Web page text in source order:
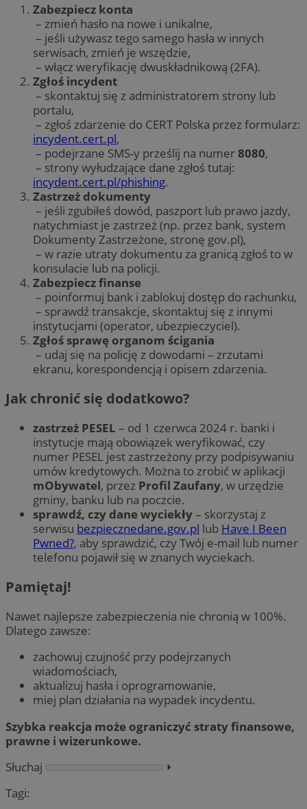
Zabezpiecz konta
– zmień hasło na nowe i unikalne,
– jeśli używasz tego samego hasła w innych
serwisach, zmień je wszędzie,
– włącz weryfikację dwuskładnikową (2FA).
Zgłoś incydent
– skontaktuj się z administratorem strony lub
portalu,
– zgłoś zdarzenie do CERT Polska przez formularz:
incydent.cert.pl,
– podejrzane SMS-y prześlij na numer8080,
– strony wyłudzające dane zgłoś tutaj:
incydent.cert.pl/phishing.
Zastrzeż dokumenty
– jeśli zgubiłeś dowód, paszport lub prawo jazdy,
natychmiast je zastrzeż (np. przez bank, system
Dokumenty Zastrzeżone, stronę gov.pl),
– w razie utraty dokumentu za granicą zgłoś to w
konsulacie lub na policji.
Zabezpiecz finanse
– poinformuj bank i zablokuj dostęp do rachunku,
– sprawdź transakcje, skontaktuj się z innymi
instytucjami (operator, ubezpieczyciel).
Zgłoś sprawę organom ścigania
– udaj się na policję z dowodami – zrzutami
ekranu, korespondencją i opisem zdarzenia.
Jak chronić się dodatkowo?
zastrzeż PESEL – od 1 czerwca 2024 r. banki i
instytucje mają obowiązek weryfikować, czy
numer PESEL jest zastrzeżony przy podpisywaniu
umów kredytowych. Można to zrobić w aplikacji
mObywatel, przez Profil Zaufany, w urzędzie
gminy, banku lub na poczcie.
sprawdź, czy dane wyciekły– skorzystaj z
serwisu bezpiecznedane.gov.pl lub Have I Been
Pwned?, aby sprawdzić, czy Twój e-mail lub numer
telefonu pojawił się w znanych wyciekach.
Pamiętaj!
Nawet najlepsze zabezpieczenia nie chronią w 100%.
Dlatego zawsze:
zachowuj czujność przy podejrzanych
wiadomościach,
aktualizuj hasła i oprogramowanie,
miej plan działania na wypadek incydentu.
Szybka reakcja może ograniczyć straty finansowe,
prawne i wizerunkowe.
Słuchaj
⏵︎
Tagi: